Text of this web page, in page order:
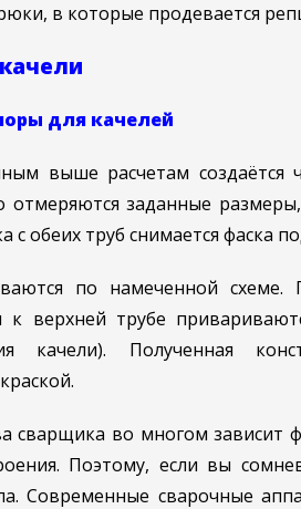
в которые продевается
для качелей
выше расчетам создаётся
отмеряются заданные
с обеих труб снимается фаска
по намеченной схеме.
верхней трубе
качели). Полученная
сварщика во многом зависит
Поэтому, если вы
Современные сварочные